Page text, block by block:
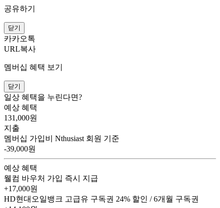
공유하기
닫기
카카오톡
URL복사
멤버십 혜택 보기
닫기
일상 혜택을 누린다면?
예상 혜택
131,000원
지출
멤버십 가입비
Nthusiast 회원 기준
-39,000원
예상 혜택
웰컴 바우처 가입 즉시 지급
+17,000원
HD현대오일뱅크 고급유 구독권 24% 할인 / 6개월 구독권